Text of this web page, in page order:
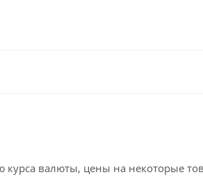
курса валюты, цены на некоторые